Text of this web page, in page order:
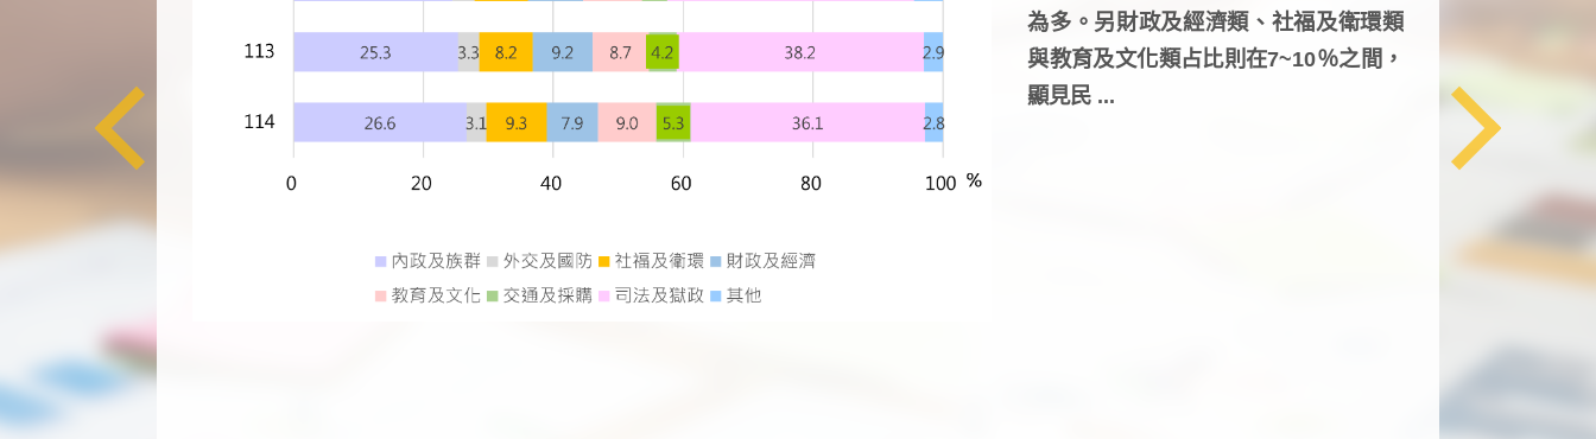
為多。另財政及經濟類、社福及衛環類
與教育及文化類占比則在7~10％之間，
顯見民 ...